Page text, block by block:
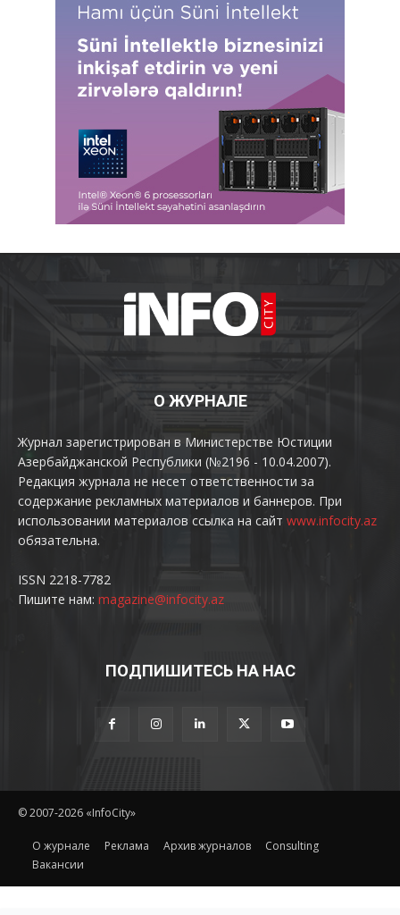
О ЖУРНАЛЕ
Журнал зарегистрирован в Министерстве Юстиции
Азербайджанской Республики (№2196 - 10.04.2007).
Редакция журнала не несет ответственности за
содержание рекламных материалов и баннеров. При
использовании материалов ссылка на сайт www.infocity.az
обязательна.
ISSN 2218-7782
Пишите нам: magazine@infocity.az
ПОДПИШИТЕСЬ НА НАС
© 2007-2026 «InfoCity»
O журнале Реклама Архив журналов
Consulting
Вакансии